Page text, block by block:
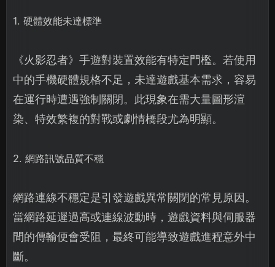
1. 硬體效能未達標準
《火影忍者》手遊對裝置效能有特定門檻。若使用
中的手機硬體規格不足，未達遊戲基本需求，容易
在運行時遭遇強制關閉。此現象在需大量圖形渲
染、特效繁複的對戰或劇情橋段尤為明顯。
2. 網路訊號品質不穩
網路連線不穩定是引發遊戲異常關閉的常見原因。
當網路延遲過高或連線波動時，遊戲資料與伺服器
間的傳輸便會受阻，最終可能導致遊戲進程意外中
斷。